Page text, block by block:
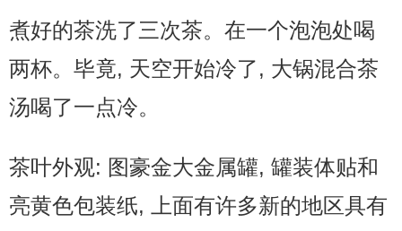
煮好的茶洗了三次茶。在一个泡泡处喝
两杯。毕竟, 天空开始冷了, 大锅混合茶
汤喝了一点冷。
茶叶外观: 图豪金大金属罐, 罐装体贴和
亮黄色包装纸, 上面有许多新的地区具有